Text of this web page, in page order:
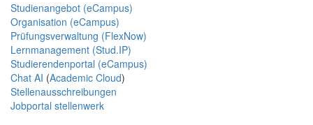
Studienangebot (eCampus)
Organisation (eCampus)
Prüfungsverwaltung (FlexNow)
Lernmanagement (Stud.IP)
Studierendenportal (eCampus)
Chat AI (Academic Cloud)
Stellenausschreibungen
Jobportal stellenwerk